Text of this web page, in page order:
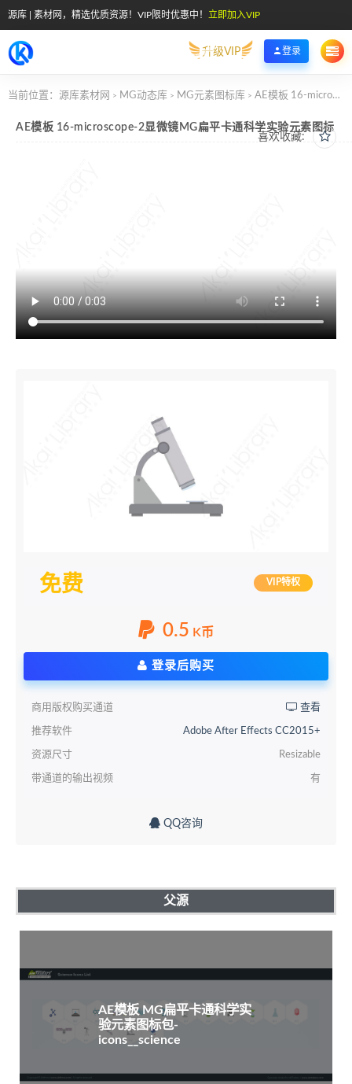
源库 | 素材网，精选优质资源！VIP限时优惠中！ 立即加入VIP
升级VIP 登录
当前位置： 源库素材网 > MG动态库 > MG元素图标库 > AE模板 16-microscope-2显微镜MG扁平卡通科学实验元素图标
喜欢收藏:
AE模板 16-microscope-2显微镜MG扁平卡通科学实验元素图标
免费 VIP特权
0.5 K币
登录后购买
商用版权购买通道 查看
推荐软件 Adobe After Effects CC2015+
资源尺寸 Resizable
带通道的输出视频 有
QQ咨询
父源
AE模板 MG扁平卡通科学实
验元素图标包-
icons__science